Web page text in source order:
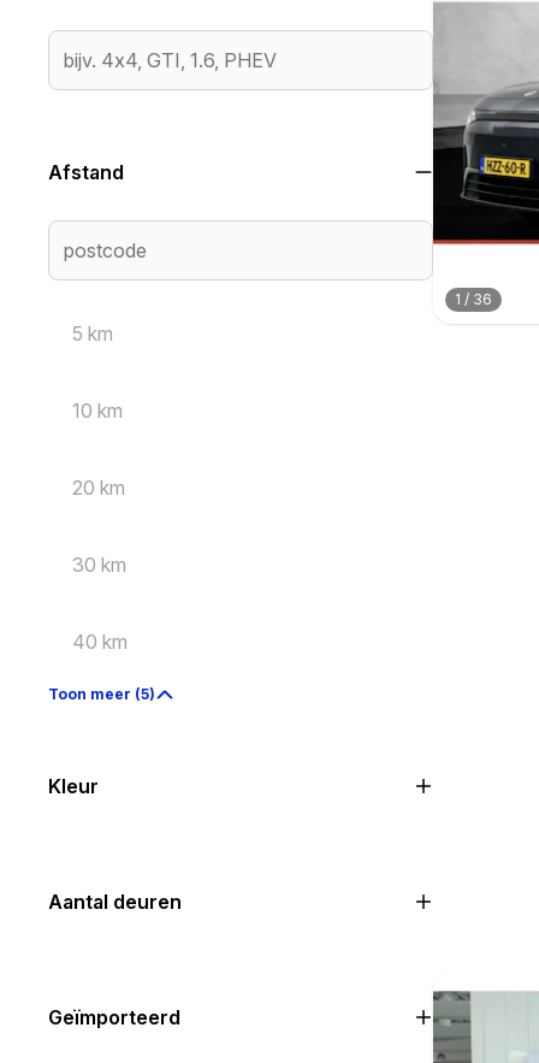
Afstand
5 km
10 km
20 km
30 km
40 km
Toon meer (5)
Kleur
Aantal deuren
Geïmporteerd
1 / 36